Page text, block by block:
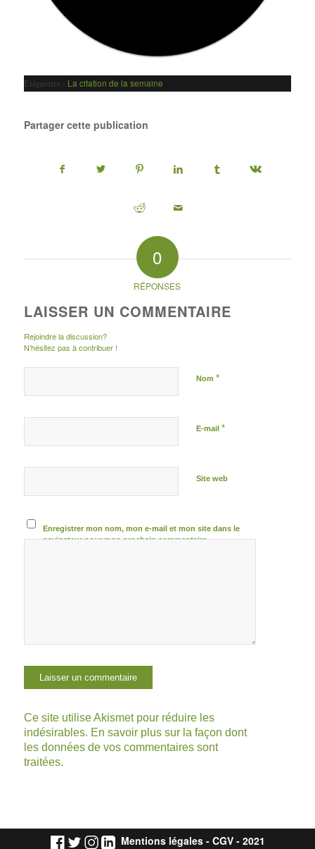
Etiquettes : La citation de la semaine
Partager cette publication
0
RÉPONSES
LAISSER UN COMMENTAIRE
Rejoindre la discussion?
N’hésitez pas à contribuer !
Nom *
E-mail *
Site web
Enregistrer mon nom, mon e-mail et mon site dans le
navigateur pour mon prochain commentaire.
Ce site utilise Akismet pour réduire les
indésirables. En savoir plus sur la façon dont
les données de vos commentaires sont
traitées.
Mentions légales- CGV- 2021